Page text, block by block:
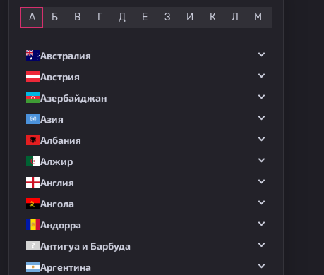
А Б В Г Д Е З И К Л М
Австралия
Австрия
Азербайджан
Азия
Албания
Алжир
Англия
Ангола
Андорра
Антигуа и Барбуда
Аргентина